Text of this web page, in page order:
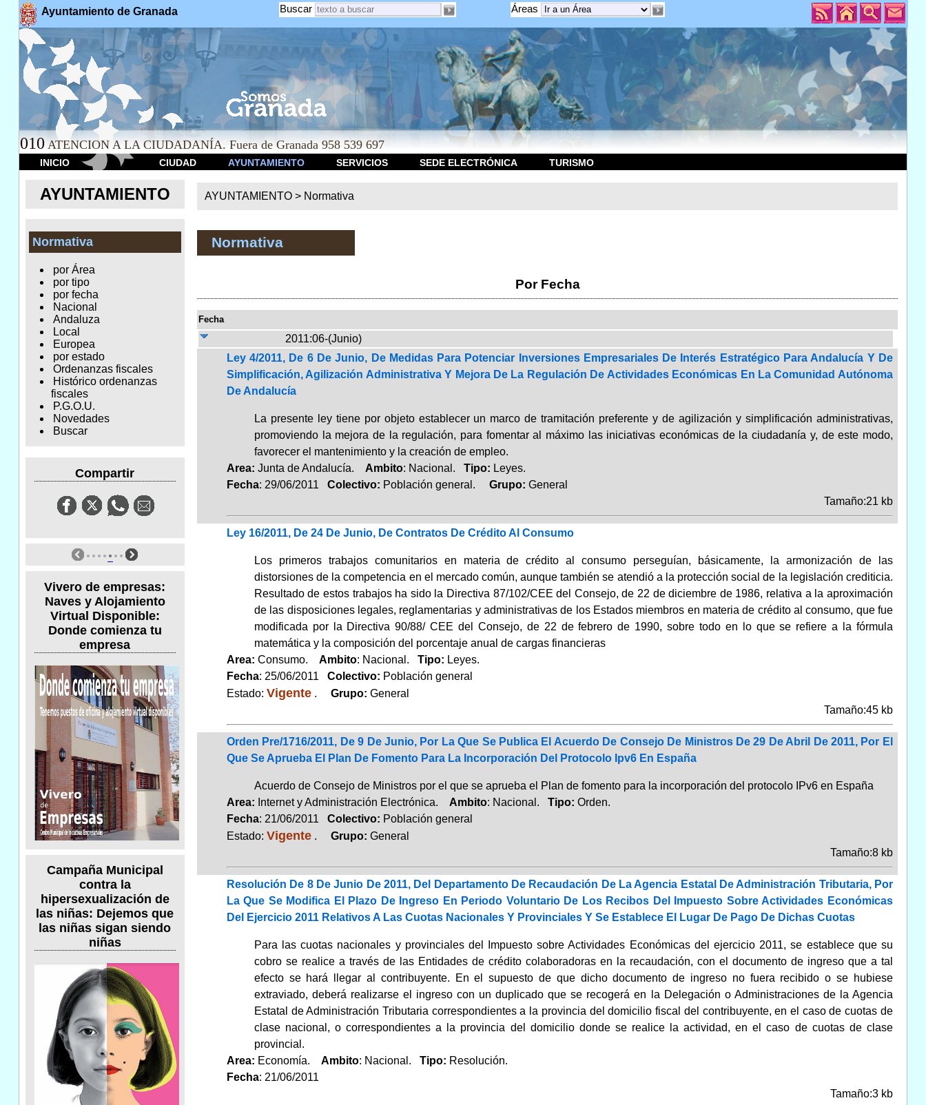
Ayuntamiento de Granada Áreas
Buscar
010 ATENCION A LA CIUDADANÍA. Fuera de Granada 958 539 697
INICIO CIUDAD AYUNTAMIENTO SERVICIOS SEDE ELECTRÓNICA TURISMO
AYUNTAMIENTO
Normativa
por Área
por tipo
por fecha
Nacional
Andaluza
Local
Europea
por estado
Ordenanzas fiscales
Histórico ordenanzas
fiscales
P.G.O.U.
Novedades
Buscar
Compartir
Vivero de empresas:
Naves y Alojamiento
Virtual Disponible:
Donde comienza tu
empresa
Campaña Municipal
contra la
hipersexualización de
las niñas: Dejemos que
las niñas sigan siendo
niñas
AYUNTAMIENTO > Normativa
Normativa
Por Fecha
Fecha
2011:06-(Junio)
Ley 4/2011, De 6 De Junio, De Medidas Para Potenciar Inversiones Empresariales De Interés Estratégico Para Andalucía Y De
Simplificación, Agilización Administrativa Y Mejora De La Regulación De Actividades Económicas En La Comunidad Autónoma
De Andalucía
La presente ley tiene por objeto establecer un marco de tramitación preferente y de agilización y simplificación administrativas,
promoviendo la mejora de la regulación, para fomentar al máximo las iniciativas económicas de la ciudadanía y, de este modo,
favorecer el mantenimiento y la creación de empleo.
Area: Junta de Andalucía. Ambito: Nacional. Tipo: Leyes.
Fecha: 29/06/2011 Colectivo: Población general. Grupo: General
Tamaño:21 kb
Ley 16/2011, De 24 De Junio, De Contratos De Crédito Al Consumo
Los primeros trabajos comunitarios en materia de crédito al consumo perseguían, básicamente, la armonización de las
distorsiones de la competencia en el mercado común, aunque también se atendió a la protección social de la legislación crediticia.
Resultado de estos trabajos ha sido la Directiva 87/102/CEE del Consejo, de 22 de diciembre de 1986, relativa a la aproximación
de las disposiciones legales, reglamentarias y administrativas de los Estados miembros en materia de crédito al consumo, que fue
modificada por la Directiva 90/88/ CEE del Consejo, de 22 de febrero de 1990, sobre todo en lo que se refiere a la fórmula
matemática y la composición del porcentaje anual de cargas financieras
Area: Consumo. Ambito: Nacional. Tipo: Leyes.
Fecha: 25/06/2011 Colectivo: Población general
Estado: Vigente. Grupo: General
Tamaño:45 kb
Orden Pre/1716/2011, De 9 De Junio, Por La Que Se Publica El Acuerdo De Consejo De Ministros De 29 De Abril De 2011, Por El
Que Se Aprueba El Plan De Fomento Para La Incorporación Del Protocolo Ipv6 En España
Acuerdo de Consejo de Ministros por el que se aprueba el Plan de fomento para la incorporación del protocolo IPv6 en España
Area: Internet y Administración Electrónica. Ambito: Nacional. Tipo: Orden.
Fecha: 21/06/2011 Colectivo: Población general
Estado: Vigente. Grupo: General
Tamaño:8 kb
Resolución De 8 De Junio De 2011, Del Departamento De Recaudación De La Agencia Estatal De Administración Tributaria, Por
La Que Se Modifica El Plazo De Ingreso En Periodo Voluntario De Los Recibos Del Impuesto Sobre Actividades Económicas
Del Ejercicio 2011 Relativos A Las Cuotas Nacionales Y Provinciales Y Se Establece El Lugar De Pago De Dichas Cuotas
Para las cuotas nacionales y provinciales del Impuesto sobre Actividades Económicas del ejercicio 2011, se establece que su
cobro se realice a través de las Entidades de crédito colaboradoras en la recaudación, con el documento de ingreso que a tal
efecto se hará llegar al contribuyente. En el supuesto de que dicho documento de ingreso no fuera recibido o se hubiese
extraviado, deberá realizarse el ingreso con un duplicado que se recogerá en la Delegación o Administraciones de la Agencia
Estatal de Administración Tributaria correspondientes a la provincia del domicilio fiscal del contribuyente, en el caso de cuotas de
clase nacional, o correspondientes a la provincia del domicilio donde se realice la actividad, en el caso de cuotas de clase
provincial.
Area: Economía. Ambito: Nacional. Tipo: Resolución.
Fecha: 21/06/2011
Tamaño:3 kb